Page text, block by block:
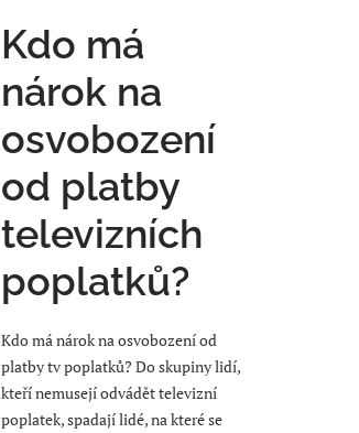
Kdo má
nárok na
osvobození
od platby
televizních
poplatků?
Kdo má nárok na osvobození od
platby tv poplatků? Do skupiny lidí,
kteří nemusejí odvádět televizní
poplatek, spadají lidé, na které se